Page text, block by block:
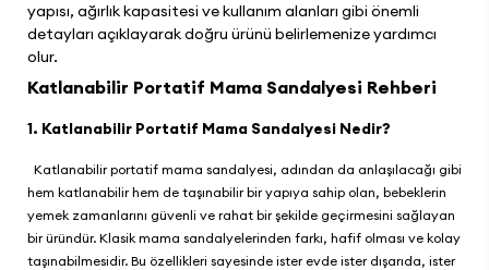
yapısı, ağırlık kapasitesi ve kullanım alanları gibi önemli
detayları açıklayarak doğru ürünü belirlemenize yardımcı
olur.
Katlanabilir Portatif Mama Sandalyesi Rehberi
1. Katlanabilir Portatif Mama Sandalyesi Nedir?
Katlanabilir portatif mama sandalyesi, adından da anlaşılacağı gibi
hem katlanabilir hem de taşınabilir bir yapıya sahip olan, bebeklerin
yemek zamanlarını güvenli ve rahat bir şekilde geçirmesini sağlayan
bir üründür. Klasik mama sandalyelerinden farkı, hafif olması ve kolay
taşınabilmesidir. Bu özellikleri sayesinde ister evde ister dışarıda, ister